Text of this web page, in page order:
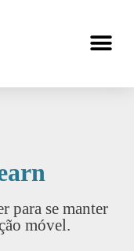
para se manter
móvel.